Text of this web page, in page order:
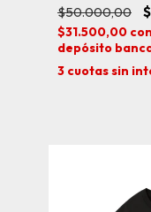
$50.000,00
$31.500,00 con
depósito
3 cuotas sin